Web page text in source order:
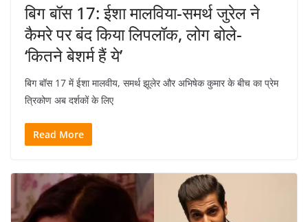
बिग बॉस 17: ईशा मालविया-समर्थ जुरेल ने
कैमरे पर बंद किया लिपलॉक, लोग बोले-
‘कितने बेशर्म हैं ये’
बिग बॉस 17 में ईशा मालवीय, समर्थ झूलेर और अभिषेक कुमार के बीच का प्रेम
त्रिकोण अब दर्शकों के लिए
Read More